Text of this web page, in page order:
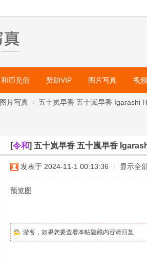
和币充值 赞助VIP 图片写真 视
图片写真 五十岚早香 五十嵐早香 Igarashi
[令和] 五十岚早香 五十嵐早香
发表于 2024-11-1 00:13:36 | 显示全
预览图
游客，如果您要查看本帖隐藏内容请回复